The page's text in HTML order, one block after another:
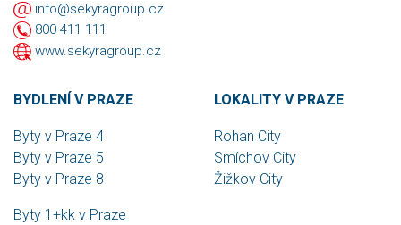
info@sekyragroup.cz
800 411 111
www.sekyragroup.cz
LOKALITY V PRAZE
Rohan City
Smíchov City
Žižkov City
BYDLENÍ V PRAZE
Byty v Praze 4
Byty v Praze 5
Byty v Praze 8
Byty 1+kk v Praze